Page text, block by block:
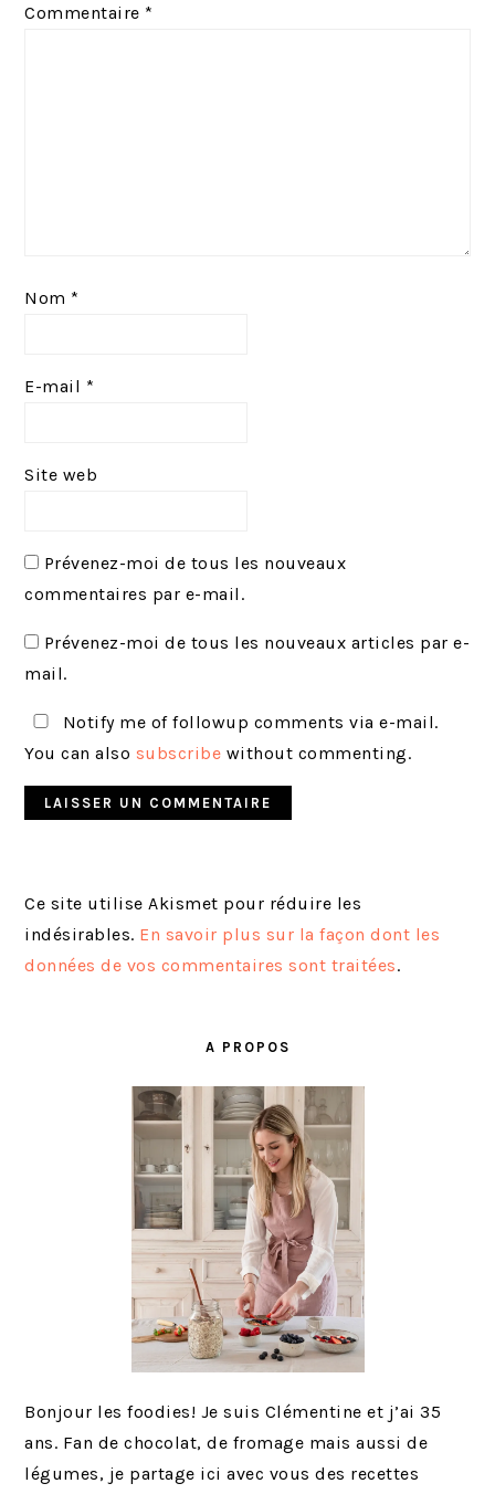
n
Commentaire *
Nom *
E-mail *
Site web
Prévenez-moi de tous les nouveaux
commentaires par e-mail.
Prévenez-moi de tous les nouveaux articles par e-
mail.
Notify me of followup comments via e-mail.
You can also subscribe without commenting.
Ce site utilise Akismet pour réduire les
indésirables. En savoir plus sur la façon dont les
données de vos commentaires sont traitées.
A PROPOS
Bonjour les foodies! Je suis Clémentine et j’ai 35
ans. Fan de chocolat, de fromage mais aussi de
légumes, je partage ici avec vous des recettes